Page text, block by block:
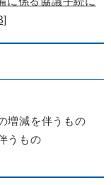
増減を伴うもの
うもの